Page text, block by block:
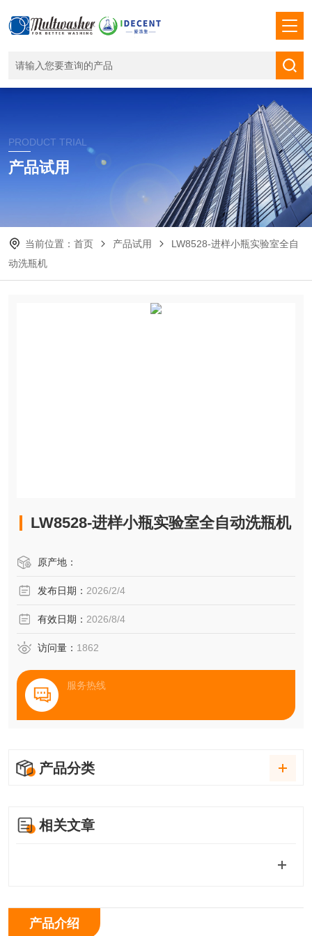
PRODUCT TRIAL
产品试用
当前位置： 首页 产品试用
LW8528-进样小瓶实验室全自
动洗瓶机
LW8528-进样小瓶实验室全自动洗瓶机
原产地：
发布日期： 2026/2/4
有效日期： 2026/8/4
访问量： 1862
服务热线
产品分类
相关文章
产品介绍